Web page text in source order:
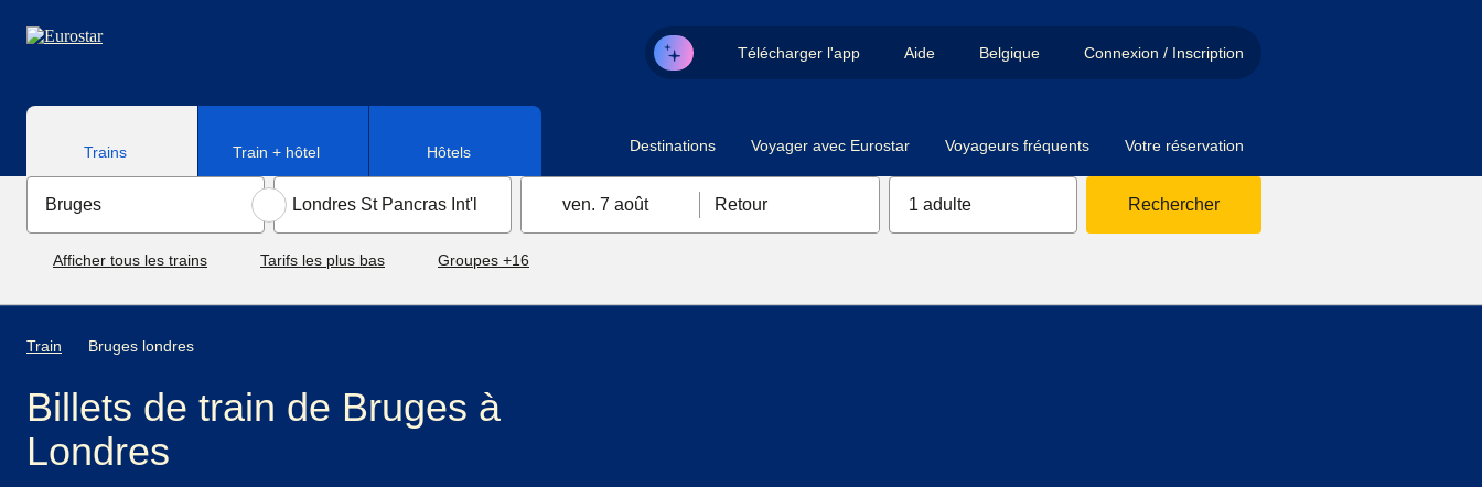
Télécharger l'app Aide Belgique Connexion / Inscription
Trains Train + hôtel Hôtels Destinations Voyager avec Eurostar Voyageurs fréquents Votre réservation
ven. 7 août Retour 1 adulte Rechercher
Afficher tous les trains Tarifs les plus bas Groupes +16
Train Bruges londres
Billets de train de Bruges à
Londres